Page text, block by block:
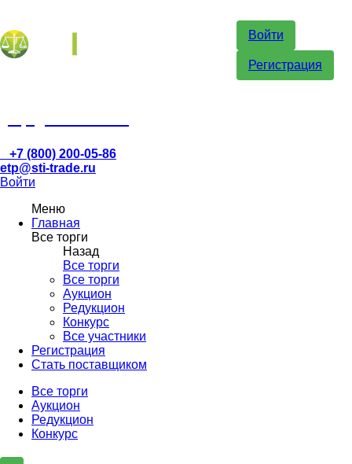
Войти
Регистрация
+7 (800) 200-05-86
etp@sti-trade.ru
Войти
Меню
Главная
Все торги
Назад
Все торги
Все торги
Аукцион
Редукцион
Конкурс
Все участники
Регистрация
Стать поставщиком
Все торги
Аукцион
Редукцион
Конкурс